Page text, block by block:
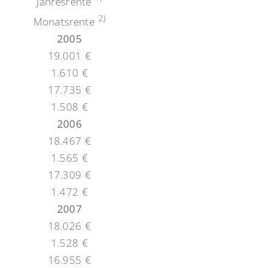
Monatsrente 2)
2005
19.001 €
1.610 €
17.735 €
1.508 €
2006
18.467 €
1.565 €
17.309 €
1.472 €
2007
18.026 €
1.528 €
16.955 €